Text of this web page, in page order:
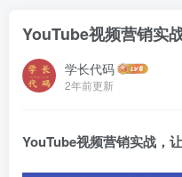
YouTube视频营销实
学长代码
2年前更新
YouTube视频营销实战 ，